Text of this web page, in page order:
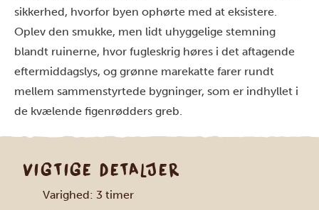
sikkerhed, hvorfor byen ophørte med at eksistere.
Oplev den smukke, men lidt uhyggelige stemning
blandt ruinerne, hvor fugleskrig høres i det aftagende
eftermiddagslys, og grønne marekatte farer rundt
mellem sammenstyrtede bygninger, som er indhyllet i
de kvælende figenrødders greb.
VIGTIGE DETALJER
Varighed: 3 timer